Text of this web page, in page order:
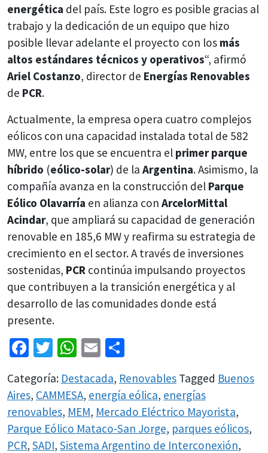
energética del país. Este logro es posible gracias al
trabajo y la dedicación de un equipo que hizo
posible llevar adelante el proyecto con los más
altos estándares técnicos y operativos“, afirmó
Ariel Costanzo, director de Energías Renovables
de PCR.
Actualmente, la empresa opera cuatro complejos
eólicos con una capacidad instalada total de 582
MW, entre los que se encuentra el primer parque
híbrido (eólico-solar) de la Argentina. Asimismo, la
compañía avanza en la construcción del Parque
Eólico Olavarría en alianza con ArcelorMittal
Acindar, que ampliará su capacidad de generación
renovable en 185,6 MW y reafirma su estrategia de
crecimiento en el sector. A través de inversiones
sostenidas, PCR continúa impulsando proyectos
que contribuyen a la transición energética y al
desarrollo de las comunidades donde está
presente.
Facebook
Twitter
WhatsApp
Email
Categoría: Destacada, Renovables Tagged Buenos
Aires, CAMMESA, energía eólica, energías
renovables, MEM, Mercado Eléctrico Mayorista,
Parque Eólico Mataco-San Jorge, parques eólicos,
PCR, SADI, Sistema Argentino de Interconexión,